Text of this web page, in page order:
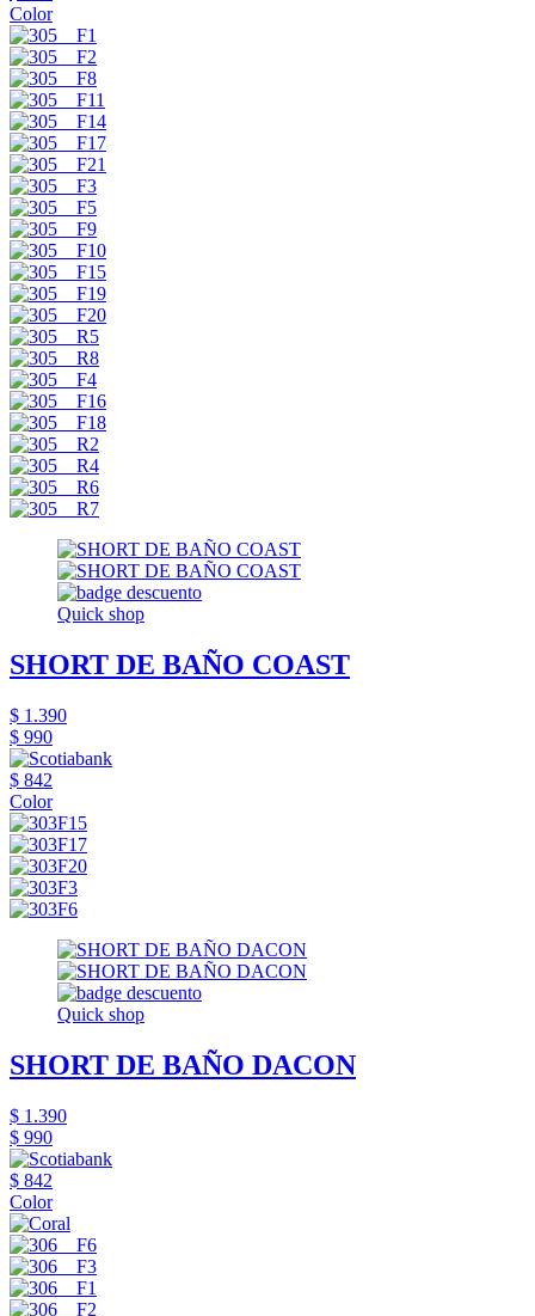
Color
Quick shop
SHORT DE BAÑO COAST
$ 1.390
$ 990
$ 842
Color
Quick shop
SHORT DE BAÑO DACON
$ 1.390
$ 990
$ 842
Color